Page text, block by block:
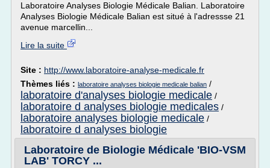
Laboratoire Analyses Biologie Médicale Balian. Laboratoire
Analyses Biologie Médicale Balian est situé à l'adressse 21
avenue marcellin...
Lire la suite
Site : http://www.laboratoire-analyse-medicale.fr
Thèmes liés : laboratoire analyses biologie medicale balian /
laboratoire d'analyses biologie medicale /
laboratoire d analyses biologie medicales /
laboratoire analyses biologie medicale /
laboratoire d analyses biologie
Laboratoire de Biologie Médicale 'BIO-VSM
LAB' TORCY ...